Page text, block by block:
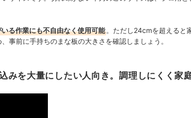
る作業にも不自由なく使用可能 。ただし24cmを超えると
事前に手持ちのまな板の大きさを確認しましょう。
みを大量にしたい人向き。調理しにくく家